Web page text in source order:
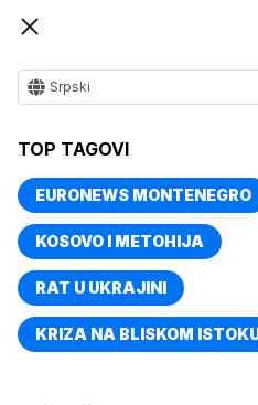
Srpski
TOP TAGOVI
EURONEWS MONTENEGRO
KOSOVO I METOHIJA
RAT U UKRAJINI
KRIZA NA BLISKOM
TOP
Naslovna Evropa
EP